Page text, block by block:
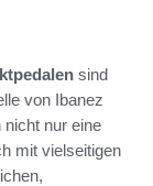
sind
von Ibanez
nur eine
mit vielseitigen